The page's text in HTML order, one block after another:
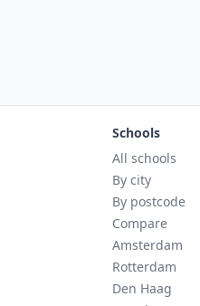
Schools
All schools
By city
By postcode
Compare
Amsterdam
Rotterdam
Den Haag